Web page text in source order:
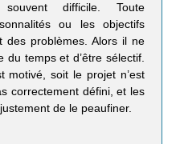
difficile. Toute
ou les objectifs
des problèmes. Alors il ne
temps et d’être sélectif.
motivé, soit le projet n’est
correctement défini, et les
de le peaufiner.